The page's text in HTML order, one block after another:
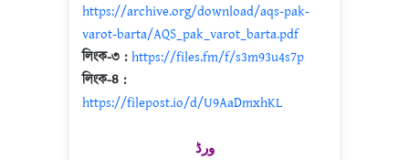
https://archive.org/download/aqs-pak-
varot-barta/AQS_pak_varot_barta.pdf
লিংক-৩ : https://files.fm/f/s3m93u4s7p
লিংক-৪ :
https://filepost.io/d/U9AaDmxhKL
ورڈ